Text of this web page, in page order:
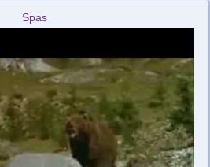
Spas